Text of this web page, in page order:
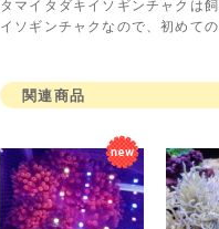
タマイタダキイソギンチャクは
イソギンチャクなので、初めて
関連商品